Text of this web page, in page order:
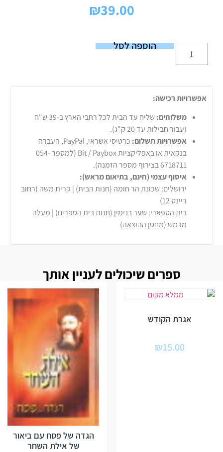
₪39.00
הוספה לסל
אפשרויות רכישה:
משלוחים:
שליח עד הבית לכל רחבי הארץ ב-39 ש"ח
(עבור חבילות עד 20 ק"ג).
אפשרויות תשלום:
כרטיסי אשראי, PayPal, העברה
בנקאית או באפליקציות Bit / Paybox (למספר 054-
6718711 בצירוף מספר הזמנה).
איסוף עצמי (חינם, בתיאום מראש):
ירושלים: שכונת הר חומה (חנות הבית) | קרית משה (רחוב
ריינס 12)
בית הספארי: שער בנימין (חנות בית הספרים) | מעלה
מכמש (מחסן ההוצאה)
ספרים שיכולים לעניין אותך
אגרת הקודש
₪15.00
הגדה של פסח עם ביאור
של אילת השחר